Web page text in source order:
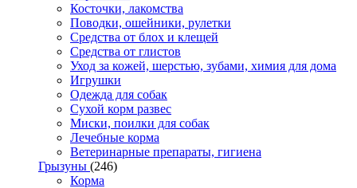
Косточки, лакомства
Поводки, ошейники, рулетки
Средства от блох и клещей
Средства от глистов
Уход за кожей, шерстью, зубами, химия для дома
Игрушки
Одежда для собак
Сухой корм развес
Миски, поилки для собак
Лечебные корма
Ветеринарные препараты, гигиена
Грызуны (246)
Корма